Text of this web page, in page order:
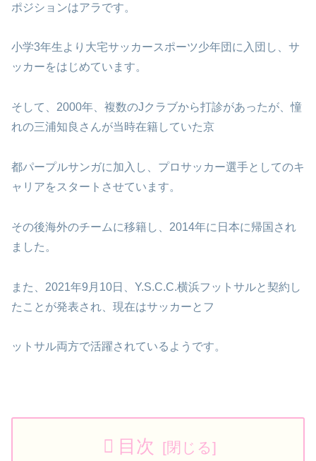
ポジションはアラです。
小学3年生より大宅サッカースポーツ少年団に入団し、サ
ッカーをはじめています。
そして、2000年、複数のJクラブから打診があったが、憧
れの三浦知良さんが当時在籍していた京
都パープルサンガに加入し、プロサッカー選手としてのキ
ャリアをスタートさせています。
その後海外のチームに移籍し、2014年に日本に帰国され
ました。
また、2021年9月10日、Y.S.C.C.横浜フットサルと契約し
たことが発表され、現在はサッカーとフ
ットサル両方で活躍されているようです。
目次